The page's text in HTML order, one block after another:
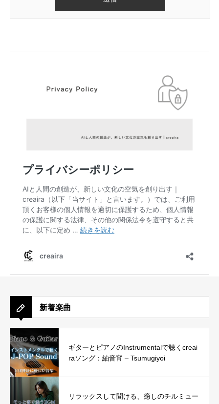
新着楽曲
ギターとピアノのInstrumentalで聴くcreai
raソング：紬音宵 – Tsumugiyoi
リラックスして聞ける、癒しのチルミュー